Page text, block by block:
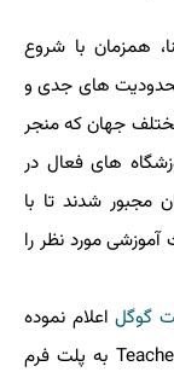
همزمان با شروع
محدودیت های جدی و
جهان كه منجر
های فعال در
مجبور شدند تا با
مورد نظر را
گوگلاعلام نموده